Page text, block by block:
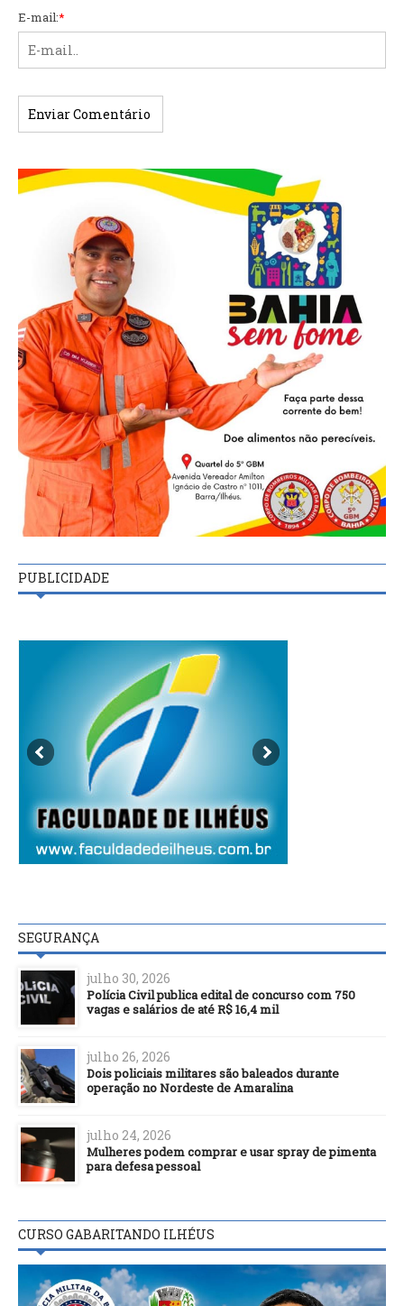
E-mail:*
PUBLICIDADE
SEGURANÇA
julho 30, 2026
Polícia Civil publica edital de concurso com 750
vagas e salários de até R$ 16,4 mil
julho 26, 2026
Dois policiais militares são baleados durante
operação no Nordeste de Amaralina
julho 24, 2026
Mulheres podem comprar e usar spray de pimenta
para defesa pessoal
CURSO GABARITANDO ILHÉUS